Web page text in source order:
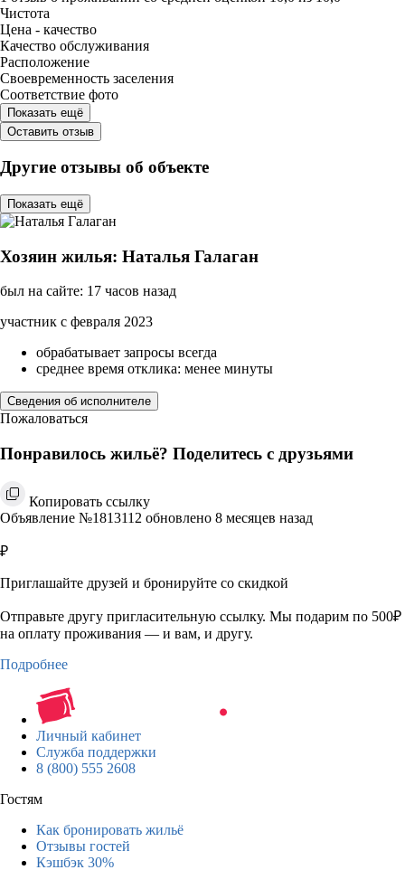
Чистота
Цена - качество
Качество обслуживания
Расположение
Своевременность заселения
Соответствие фото
Показать ещё
Оставить отзыв
Другие отзывы об объекте
Показать ещё
Хозяин жилья: Наталья Галаган
был на сайте: 17 часов назад
участник с февраля 2023
обрабатывает запросы всегда
среднее время отклика: менее минуты
Сведения об исполнителе
Пожаловаться
Понравилось жильё? Поделитесь с друзьями
Копировать ссылку
Объявление №1813112 обновлено 8 месяцев назад
₽
Приглашайте друзей и бронируйте со скидкой
Отправьте другу пригласительную ссылку. Мы подарим по 500₽
на оплату проживания — и вам, и другу.
Подробнее
Личный кабинет
Служба поддержки
8 (800) 555 2608
Гостям
Как бронировать жильё
Отзывы гостей
Кэшбэк 30%